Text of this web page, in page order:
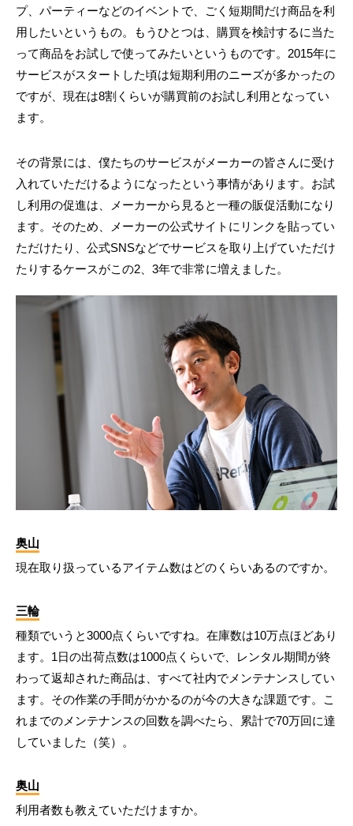
プ、パーティーなどのイベントで、ごく短期間だけ商品を利
用したいというもの。もうひとつは、購買を検討するに当た
って商品をお試しで使ってみたいというものです。2015年に
サービスがスタートした頃は短期利用のニーズが多かったの
ですが、現在は8割くらいが購買前のお試し利用となってい
ます。
その背景には、僕たちのサービスがメーカーの皆さんに受け
入れていただけるようになったという事情があります。お試
し利用の促進は、メーカーから見ると一種の販促活動になり
ます。そのため、メーカーの公式サイトにリンクを貼ってい
ただけたり、公式SNSなどでサービスを取り上げていただけ
たりするケースがこの2、3年で非常に増えました。
奥山
現在取り扱っているアイテム数はどのくらいあるのですか。
三輪
種類でいうと3000点くらいですね。在庫数は10万点ほどあり
ます。1日の出荷点数は1000点くらいで、レンタル期間が終
わって返却された商品は、すべて社内でメンテナンスしてい
ます。その作業の手間がかかるのが今の大きな課題です。こ
れまでのメンテナンスの回数を調べたら、累計で70万回に達
していました（笑）。
奥山
利用者数も教えていただけますか。